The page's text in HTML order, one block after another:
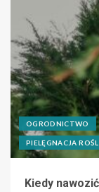
OGRODNICTWO
PIELĘGNACJA
Kiedy